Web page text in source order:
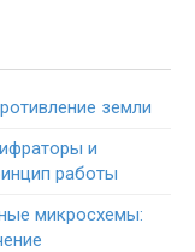
земли
и
работы
микросхемы: